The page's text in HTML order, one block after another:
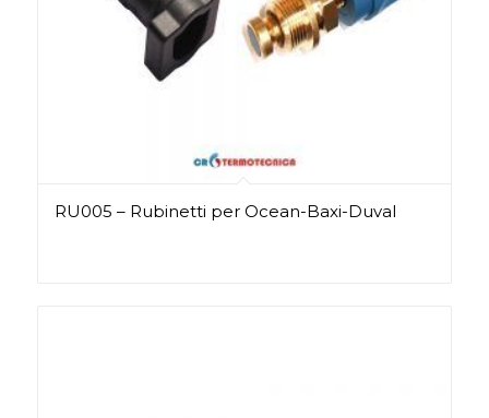
RU005 – Rubinetti per Ocean-Baxi-Duval